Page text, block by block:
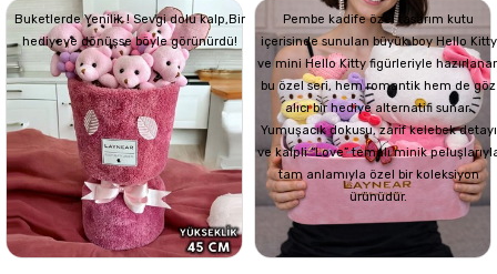
Buketlerde Yenilik ! Sevgi dolu kalp,Bir
hediyeye dönüşse böyle görünürdü!
Pembe kadife özel tasarım kutu
içerisinde sunulan büyük boy Hello Kitty
ve mini Hello Kitty figürleriyle
bu özel seri, hem romantik hem de göz
alıcı bir hediye alternatifi sunar.
Yumuşacık dokusu, zarif kelebek detayı
ve kalpli “Love” temalı minik
tam anlamıyla özel bir koleksiyon
ürünüdür.